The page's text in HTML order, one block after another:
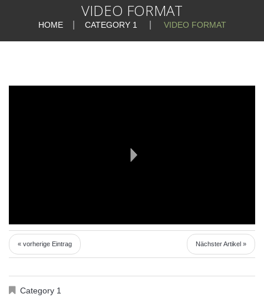
VIDEO FORMAT
HOME CATEGORY 1 VIDEO FORMAT
« vorherige Eintrag Nächster Artikel »
Category 1